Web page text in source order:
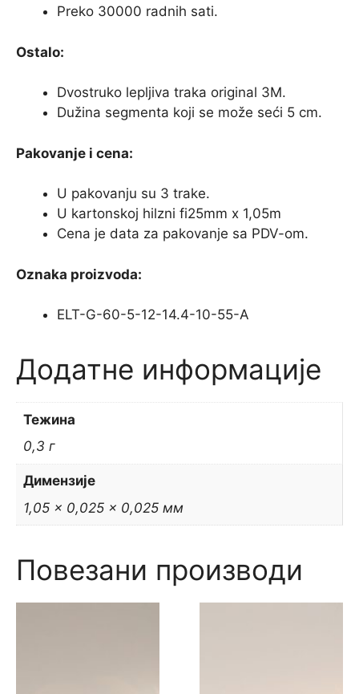
Preko 30000 radnih sati.
Ostalo:
Dvostruko lepljiva traka original 3M.
Dužina segmenta koji se može seći 5 cm.
Pakovanje i cena:
U pakovanju su 3 trake.
U kartonskoj hilzni fi25mm x 1,05m
Cena je data za pakovanje sa PDV-om.
Oznaka proizvoda:
ELT-G-60-5-12-14.4-10-55-A
Додатне информације
Тежина
0,3 г
Димензије
1,05 × 0,025 × 0,025 мм
Повезани производи